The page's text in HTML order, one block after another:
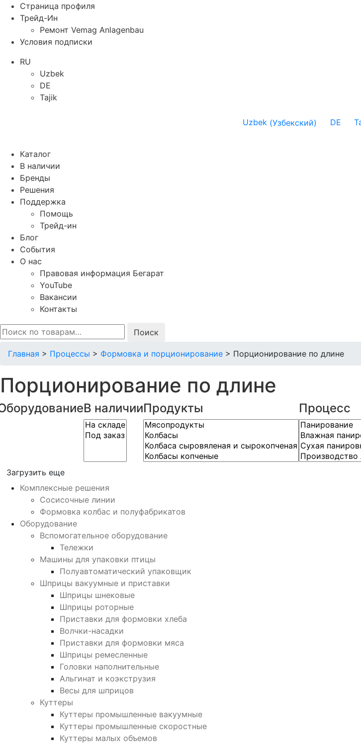
Страница профиля
Трейд-Ин
Ремонт Vemag Anlagenbau
Условия подписки
RU
Uzbek
DE
Tajik
Uzbek (Узбекский) DE
Каталог
В наличии
Бренды
Решения
Поддержка
Помощь
Трейд-ин
Блог
События
О нас
Правовая информация Бегарат
YouTube
Вакансии
Контакты
Искать:
Главная > Процессы > Формовка и порционирование > Порционирование по длине
Порционирование по длине
В наличииПродукты Процесс
Загрузить еще
Комплексные решения
Сосисочные линии
Формовка колбас и полуфабрикатов
Оборудование
Вспомогательное оборудование
Тележки
Машины для упаковки птицы
Полуавтоматический упаковщик
Шприцы вакуумные и приставки
Шприцы шнековые
Шприцы роторные
Приставки для формовки хлеба
Волчки-насадки
Приставки для формовки мяса
Шприцы ремесленные
Головки наполнительные
Альгинат и коэкструзия
Весы для шприцов
Куттеры
Куттеры промышленные вакуумные
Куттеры промышленные скоростные
Куттеры малых объемов